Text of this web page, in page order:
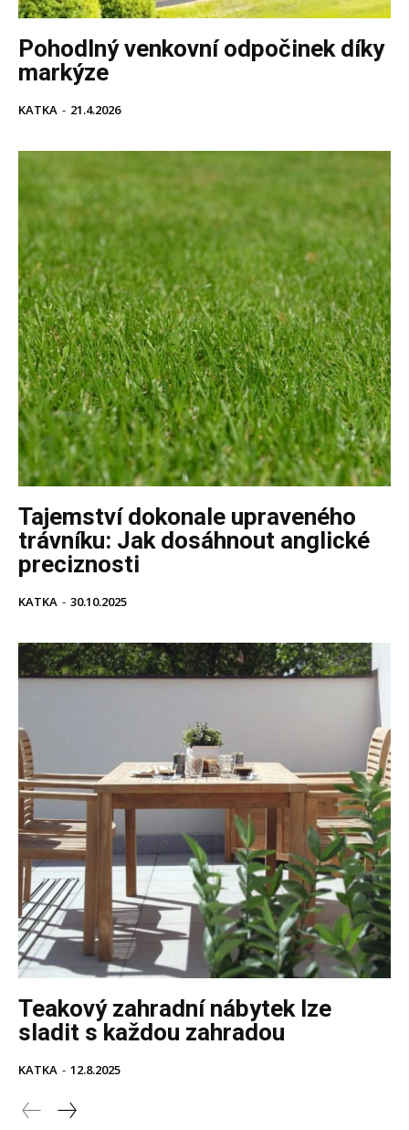
Pohodlný venkovní odpočinek díky
markýze
KATKA - 21.4.2026
Tajemství dokonale upraveného
trávníku: Jak dosáhnout anglické
preciznosti
KATKA - 30.10.2025
Teakový zahradní nábytek lze
sladit s každou zahradou
KATKA - 12.8.2025